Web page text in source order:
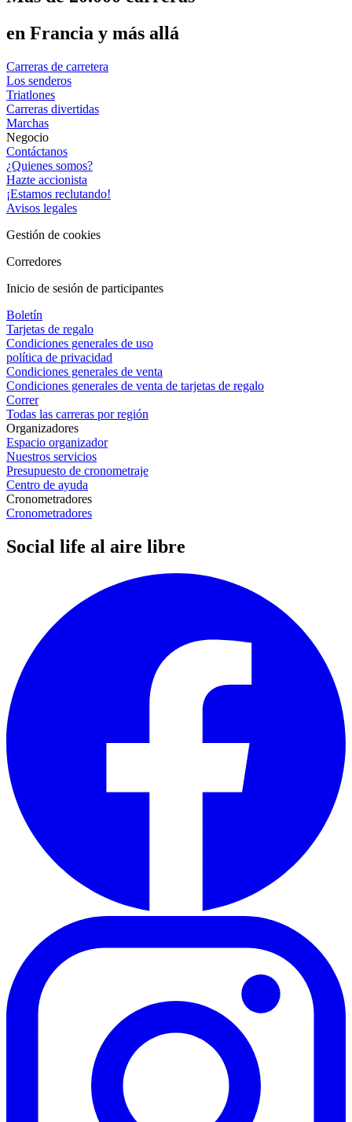
en Francia y más allá
Carreras de carretera
Los senderos
Triatlones
Carreras divertidas
Marchas
Negocio
Contáctanos
¿Quienes somos?
Hazte accionista
¡Estamos reclutando!
Avisos legales
Gestión de cookies
Corredores
Inicio de sesión de participantes
Boletín
Tarjetas de regalo
Condiciones generales de uso
política de privacidad
Condiciones generales de venta
Condiciones generales de venta de tarjetas de regalo
Correr
Todas las carreras por región
Organizadores
Espacio organizador
Nuestros servicios
Presupuesto de cronometraje
Centro de ayuda
Cronometradores
Cronometradores
Social life al aire libre